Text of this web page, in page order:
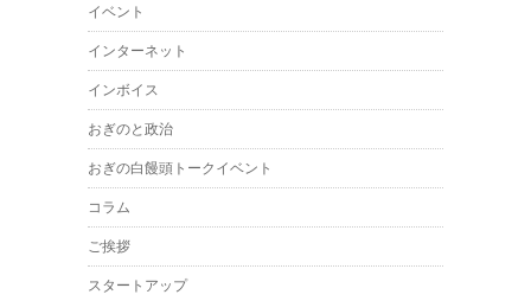
イベント
インターネット
インボイス
おぎのと政治
おぎの白饅頭トークイベント
コラム
ご挨拶
スタートアップ